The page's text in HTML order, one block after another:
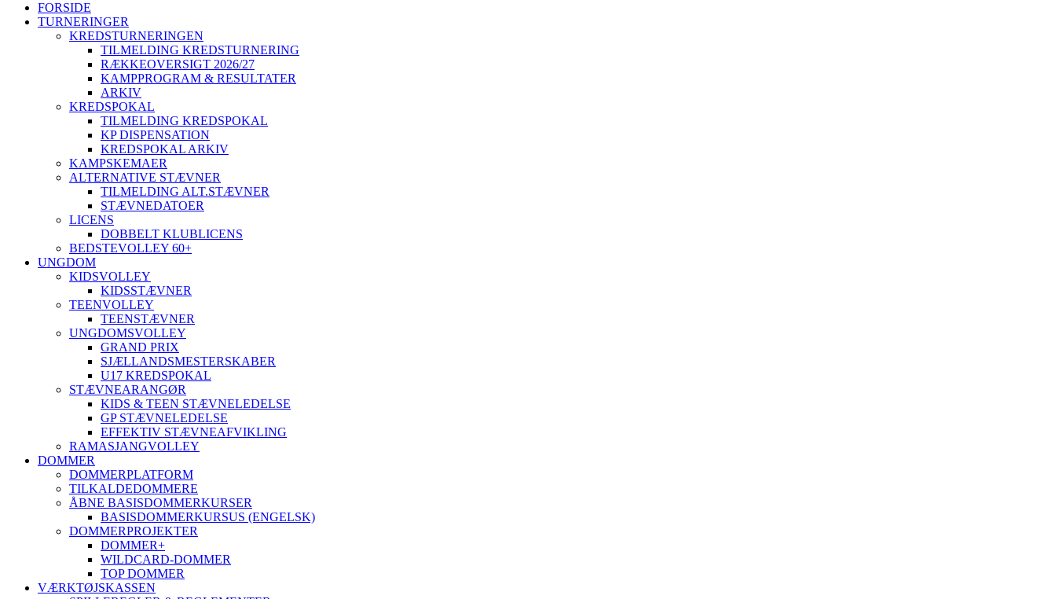
FORSIDE
TURNERINGER
KREDSTURNERINGEN
TILMELDING KREDSTURNERING
RÆKKEOVERSIGT 2026/27
KAMPPROGRAM & RESULTATER
ARKIV
KREDSPOKAL
TILMELDING KREDSPOKAL
KP DISPENSATION
KREDSPOKAL ARKIV
KAMPSKEMAER
ALTERNATIVE STÆVNER
TILMELDING ALT.STÆVNER
STÆVNEDATOER
LICENS
DOBBELT KLUBLICENS
BEDSTEVOLLEY 60+
UNGDOM
KIDSVOLLEY
KIDSSTÆVNER
TEENVOLLEY
TEENSTÆVNER
UNGDOMSVOLLEY
GRAND PRIX
SJÆLLANDSMESTERSKABER
U17 KREDSPOKAL
STÆVNEARANGØR
KIDS & TEEN STÆVNELEDELSE
GP STÆVNELEDELSE
EFFEKTIV STÆVNEAFVIKLING
RAMASJANGVOLLEY
DOMMER
DOMMERPLATFORM
TILKALDEDOMMERE
ÅBNE BASISDOMMERKURSER
BASISDOMMERKURSUS (ENGELSK)
DOMMERPROJEKTER
DOMMER+
WILDCARD-DOMMER
TOP DOMMER
VÆRKTØJSKASSEN